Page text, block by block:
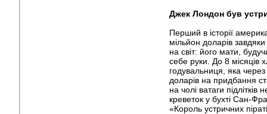
Джек Лондон був
Перший в історії
мільйон доларів завдяки
на світ: його мати,
себе руки. До 8 місяців
годувальниця, яка
доларів на придбання
на чолі ватаги
креветок у бухті Сан-
«Король устричних